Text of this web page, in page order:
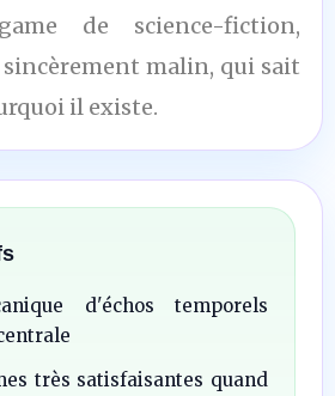
de science-fiction,
malin, qui sait
il existe.
d'échos temporels
très satisfaisantes quand